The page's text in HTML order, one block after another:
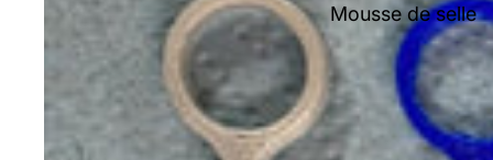
Mousse de selle